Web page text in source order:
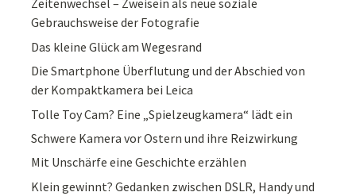
Zeitenwechsel – Zweisein als neue soziale
Gebrauchsweise der Fotografie
Das kleine Glück am Wegesrand
Die Smartphone Überflutung und der Abschied von
der Kompaktkamera bei Leica
Tolle Toy Cam? Eine „Spielzeugkamera“ lädt ein
Schwere Kamera vor Ostern und ihre Reizwirkung
Mit Unschärfe eine Geschichte erzählen
Klein gewinnt? Gedanken zwischen DSLR, Handy und